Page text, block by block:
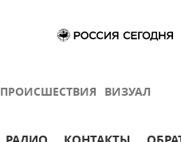
ПРОИСШЕСТВИЯ ВИЗУАЛ